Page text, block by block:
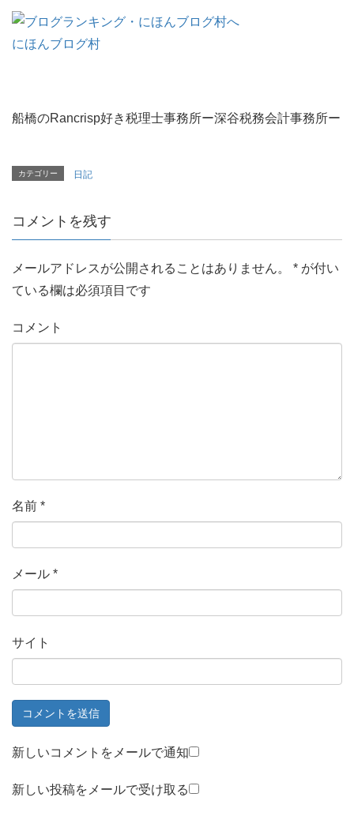
にほんブログ村
船橋のRancrisp好き税理士事務所ー深谷税務会計事務所ー
カテゴリー 日記
コメントを残す
メールアドレスが公開されることはありません。 * が付い
ている欄は必須項目です
コメント
名前 *
メール *
サイト
新しいコメントをメールで通知
新しい投稿をメールで受け取る